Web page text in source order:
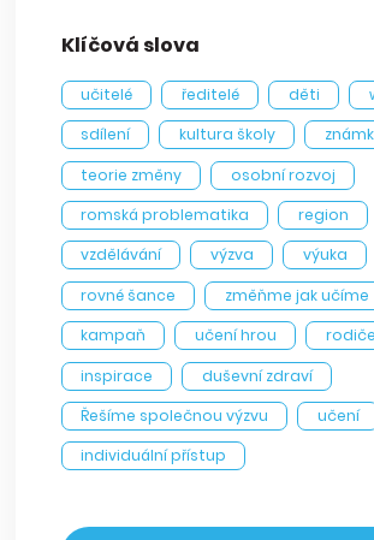
Klíčová slova
učitelé ředitelé děti
sdílení
kultura školy
teorie změny
osobní rozvoj
romská problematika
region
vzdělávání
výzva
výuka
rovné šance
změňme jak učíme
kampaň
učení hrou
rodiče
inspirace
duševní zdraví
Řešíme společnou výzvu
učení
individuální přístup